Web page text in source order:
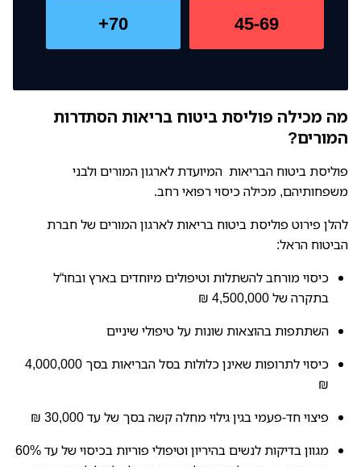
45-69
70+
מה מכילה פוליסת ביטוח בריאות הסתדרות
המורים?
פוליסת ביטוח הבריאות המיועדת לארגון המורים ולבני
משפחותיהם, מכילה כיסוי רפואי רחב.
להלן פירוט פוליסת ביטוח בריאות לארגון המורים של חברת
הביטוח הראל:
כיסוי מורחב להשתלות וטיפולים מיוחדים בארץ ובחו“ל
בתקרה של 4,500,000 ₪
השתתפות בהוצאות שונות על טיפולי שיניים
כיסוי לתרופות שאינן כלולות בסל הבריאות בסך 4,000,000
₪
פיצוי חד-פעמי בגין גילוי מחלה קשה בסך של עד 30,000 ₪
מגוון בדיקות לנשים בהיריון וטיפולי פוריות בכיסוי של עד 60%